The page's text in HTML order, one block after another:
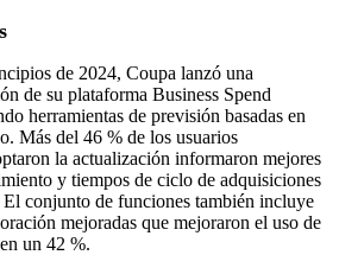
de 2024, Coupa lanzó una
de su plataforma Business Spend
herramientas de previsión basadas en
Más del 46 % de los usuarios
la actualización informaron mejores
y tiempos de ciclo de adquisiciones
conjunto de funciones también incluye
mejoradas que mejoraron el uso de
un 42 %.